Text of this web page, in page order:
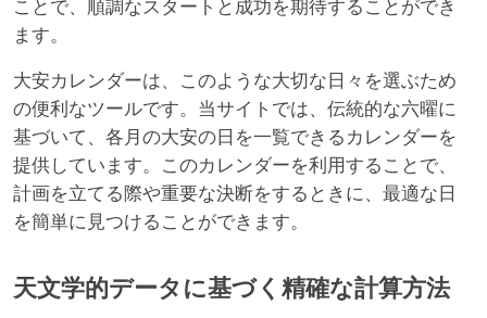
ことで、順調なスタートと成功を期待することができ
ます。
大安カレンダーは、このような大切な日々を選ぶため
の便利なツールです。当サイトでは、伝統的な六曜に
基づいて、各月の大安の日を一覧できるカレンダーを
提供しています。このカレンダーを利用することで、
計画を立てる際や重要な決断をするときに、最適な日
を簡単に見つけることができます。
天文学的データに基づく精確な計算方法